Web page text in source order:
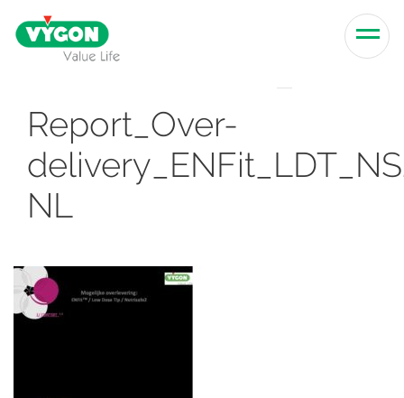
Skip to content
Report_Over-
NL